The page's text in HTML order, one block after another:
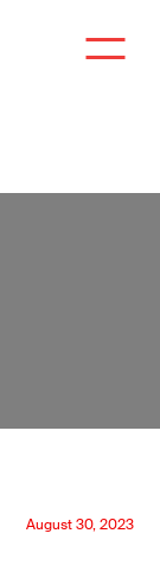
August 30, 2023